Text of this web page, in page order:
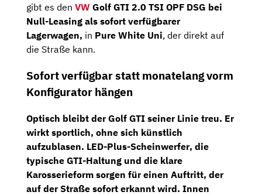
gibt es den VW Golf GTI 2.0 TSI OPF DSG bei
Null-Leasing als sofort verfügbarer
Lagerwagen, in Pure White Uni, der direkt auf
die Straße kann.
Sofort verfügbar statt monatelang vorm
Konfigurator hängen
Optisch bleibt der Golf GTI seiner Linie treu. Er
wirkt sportlich, ohne sich künstlich
aufzublasen. LED-Plus-Scheinwerfer, die
typische GTI-Haltung und die klare
Karosserieform sorgen für einen Auftritt, der
auf der Straße sofort erkannt wird. Innen